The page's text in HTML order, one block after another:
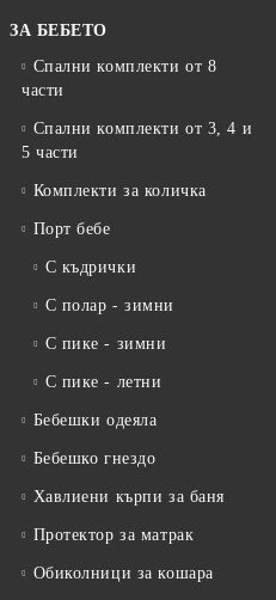
ЗА БЕБЕТО
Спални комплекти от 8
части
Спални комплекти от 3, 4 и
5 части
Комплекти за количка
Порт бебе
С къдрички
С полар - зимни
С пике - зимни
С пике - летни
Бебешки одеяла
Бебешко гнездо
Хавлиени кърпи за баня
Протектор за матрак
Обиколници за кошара